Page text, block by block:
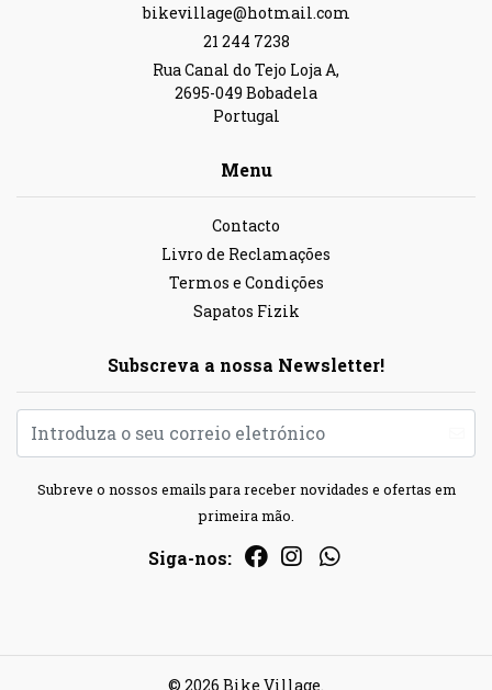
bikevillage@hotmail.com
21 244 7238
Rua Canal do Tejo Loja A,
2695-049 Bobadela
Portugal
Menu
Contacto
Livro de Reclamações
Termos e Condições
Sapatos Fizik
Subscreva a nossa Newsletter!
Subreve o nossos emails para receber novidades e ofertas em
primeira mão.
Siga-nos:
© 2026 Bike Village.